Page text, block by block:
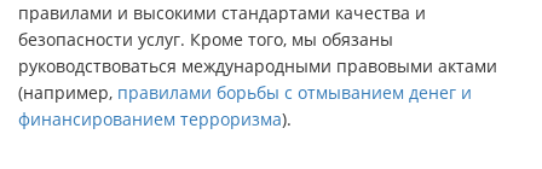
правилами и высокими стандартами качества и
безопасности услуг. Кроме того, мы обязаны
руководствоваться международными правовыми актами
(например, правилами борьбы с отмыванием денег и
финансированием терроризма).